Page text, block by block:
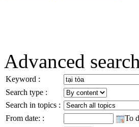
Advanced
Keyword :
Search type :
Search in topics :
From date: :
To